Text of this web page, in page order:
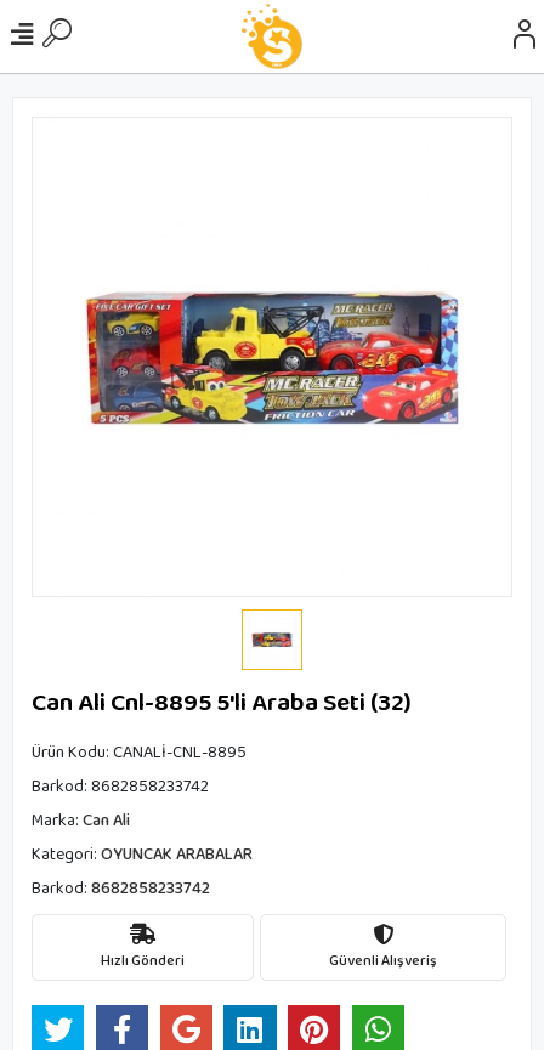
Can Ali Cnl-8895 5'li Araba Seti (32)
Ürün Kodu:CANALİ-CNL-8895
Barkod:8682858233742
Marka:Can Ali
Kategori:OYUNCAK ARABALAR
Barkod:8682858233742
Hızlı Gönderi Güvenli Alışveriş